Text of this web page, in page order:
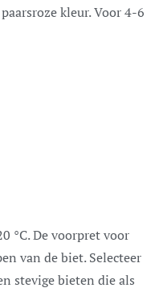
kleur. Voor 4-6
°C. De voorpret voor
van de biet. Selecteer
stevige bieten die als